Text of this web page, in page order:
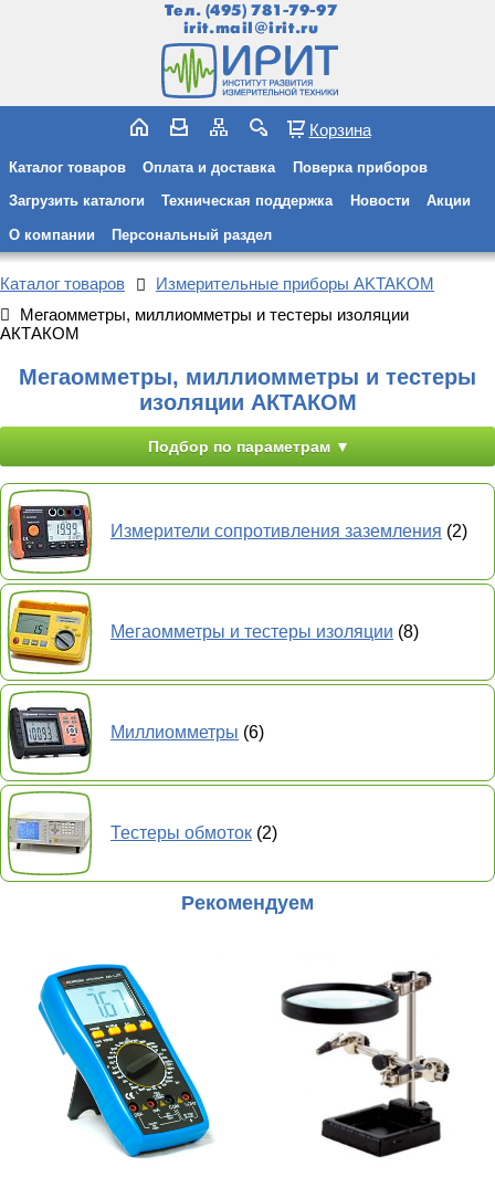
Тел. (495) 781-79-97
irit.mail@irit.ru
Корзина
Каталог товаров Оплата и доставка Поверка приборов
Загрузить каталоги Техническая поддержка Новости Акции
О компании Персональный раздел
Каталог товаров
Измерительные приборы AKTAKOM
Мегаомметры, миллиомметры и тестеры изоляции
АКТАКОМ
Мегаомметры, миллиомметры и тестеры
изоляции АКТАКОМ
Подбор по параметрам
Измерители сопротивления заземления (2)
Мегаомметры и тестеры изоляции (8)
Миллиомметры (6)
Тестеры обмоток (2)
Рекомендуем